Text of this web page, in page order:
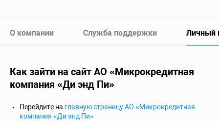
О компании Служба поддержки Личный
Как зайти на сайт АО «Микрокредитная
компания «Ди энд Пи»
Перейдите на главную страницу АО «Микрокредитная
компания «Ди энд Пи»